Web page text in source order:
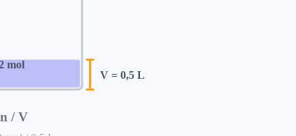
V =0,5L
mol
/ V